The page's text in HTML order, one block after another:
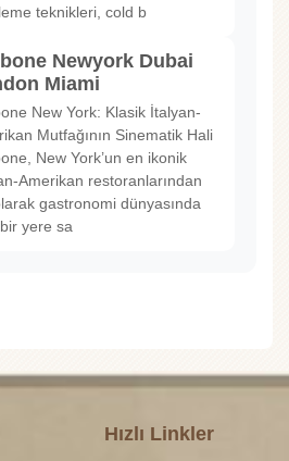
teknikleri, cold b
Newyork Dubai
Miami
New York: Klasik İtalyan-
Mutfağının Sinematik Hali
New York’un en ikonik
Amerikan restoranlarından
gastronomi dünyasında
yere sa
Hızlı Linkler